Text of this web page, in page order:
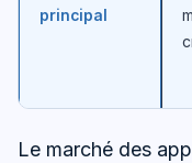
principal
Le marché des